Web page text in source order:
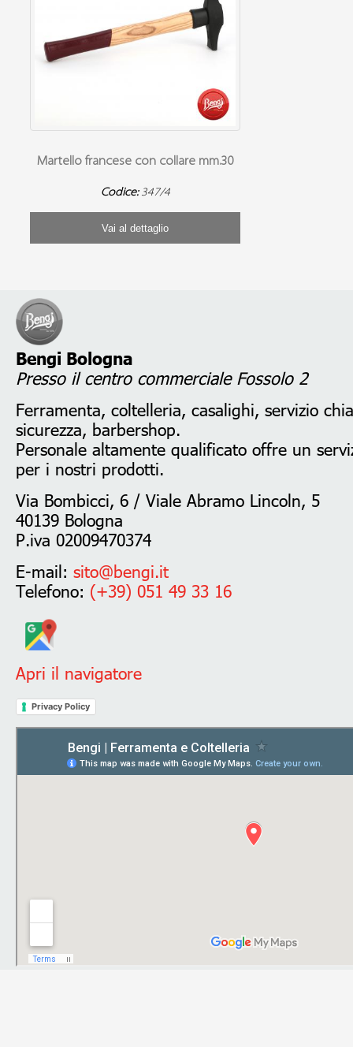
Martello francese con collare mm.30
Codice: 347/4
Vai al dettaglio
Bengi Bologna
Presso il centro commerciale Fossolo 2
Ferramenta, coltelleria, casalighi, servizio
sicurezza, barbershop.
Personale altamente qualificato offre un
per i nostri prodotti.
Via Bombicci, 6 / Viale Abramo Lincoln, 5
40139 Bologna
P.iva 02009470374
E-mail: sito@bengi.it
Telefono: (+39) 051 49 33 16
Apri il navigatore
Privacy Policy